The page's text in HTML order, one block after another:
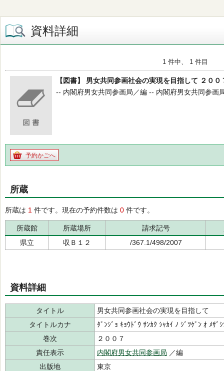
資料詳細
1 件中、 1 件目
【図書】 男女共同参画社会の実現を目指して ２００
-- 内閣府男女共同参画局／編 -- 内閣府男女共同参画
予約かごへ
所蔵
所蔵は 1 件です。現在の予約件数は 0 件です。
所蔵館 所蔵場所 請求記号
県立
収Ｂ１２ /367.1/498/2007
資料詳細
タイトル
男女共同参画社会の実現を目指して
タイトルカナ
ﾀﾞﾝｼﾞｮ ｷｮｳﾄﾞｳ ｻﾝｶｸ ｼｬｶｲ ﾉ ｼﾞﾂｹﾞﾝ ｵ ﾒｻﾞ
巻次
２００７
責任表示
内閣府男女共同参画局 ／編
出版地
東京